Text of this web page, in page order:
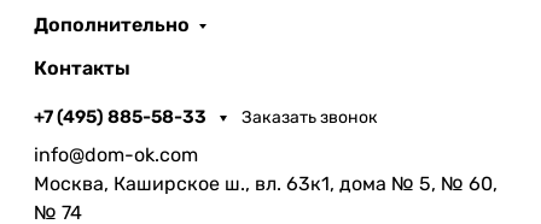
Дополнительно
Контакты
+7 (495) 885-58-33 Заказать звонок
info@dom-ok.com
Москва, Каширское ш., вл. 63к1, дома № 5, № 60,
№ 74